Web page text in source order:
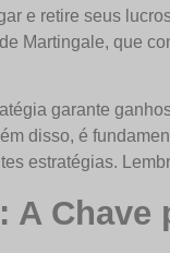
e retire seus
Martingale, que
garante
disso, é
estratégias.
A Chave